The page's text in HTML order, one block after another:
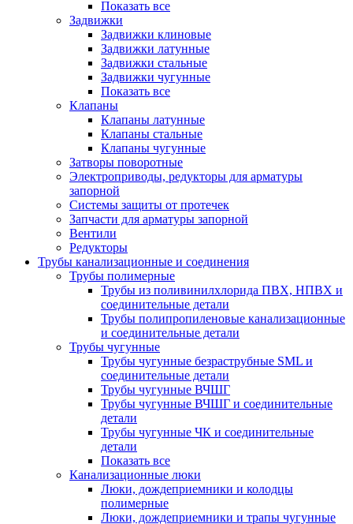
Показать все
Задвижки
Задвижки клиновые
Задвижки латунные
Задвижки стальные
Задвижки чугунные
Показать все
Клапаны
Клапаны латунные
Клапаны стальные
Клапаны чугунные
Затворы поворотные
Электроприводы, редукторы для арматуры
запорной
Системы защиты от протечек
Запчасти для арматуры запорной
Вентили
Редукторы
Трубы канализационные и соединения
Трубы полимерные
Трубы из поливинилхлорида ПВХ, НПВХ и
соединительные детали
Трубы полипропиленовые канализационные
и соединительные детали
Трубы чугунные
Трубы чугунные безраструбные SML и
соединительные детали
Трубы чугунные ВЧШГ
Трубы чугунные ВЧШГ и соединительные
детали
Трубы чугунные ЧК и соединительные
детали
Показать все
Канализационные люки
Люки, дождеприемники и колодцы
полимерные
Люки, дождеприемники и трапы чугунные